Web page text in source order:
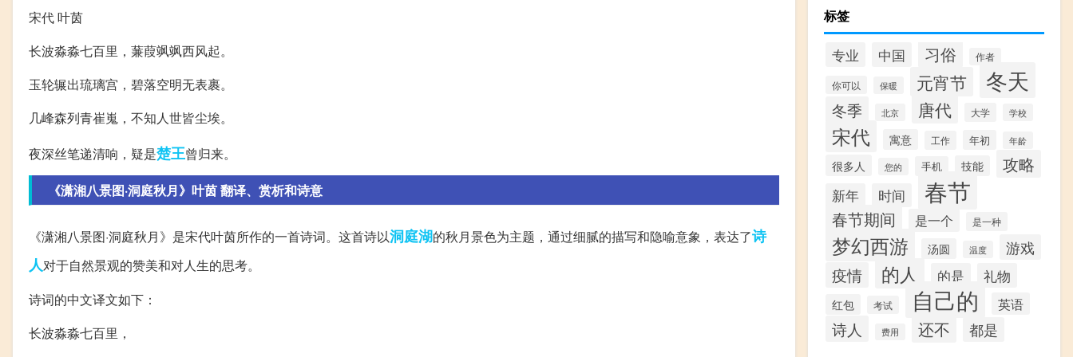
宋代 叶茵
长波淼淼七百里，蒹葭飒飒西风起。
玉轮辗出琉璃宫，碧落空明无表裹。
几峰森列青崔嵬，不知人世皆尘埃。
夜深丝笔递清响，疑是楚王曾归来。
《潇湘八景图·洞庭秋月》叶茵 翻译、赏析和诗意
《潇湘八景图·洞庭秋月》是宋代叶茵所作的一首诗词。这首诗以洞庭湖的秋月景色为主题，通过细腻的描写和隐喻意象，表达了诗
人对于自然景观的赞美和对人生的思考。
诗词的中文译文如下：
长波淼淼七百里，
标签
专业 中国 习俗 作者
你可以 保暖 元宵节 冬天
冬季 北京 唐代 大学 学校
宋代 寓意 工作 年初 年龄
很多人 您的 手机 技能 攻略
新年 时间 春节
春节期间 是一个 是一种
梦幻西游 汤圆 温度
游戏
疫情
的人 的是 礼物
红包 考试 自己的 英语
诗人 费用 还不 都是